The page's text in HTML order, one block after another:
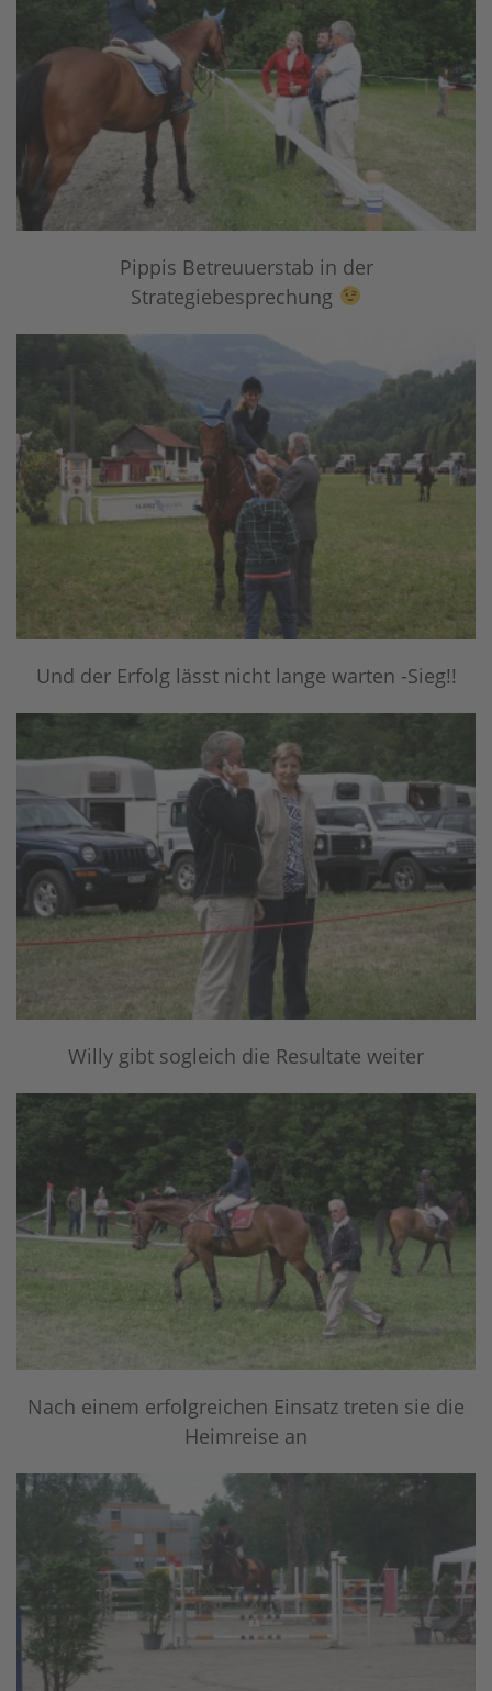
Pippis Betreuuerstab in der
Strategiebesprechung
Und der Erfolg lässt nicht lange warten -Sieg!!
Willy gibt sogleich die Resultate weiter
Nach einem erfolgreichen Einsatz treten sie die
Heimreise an